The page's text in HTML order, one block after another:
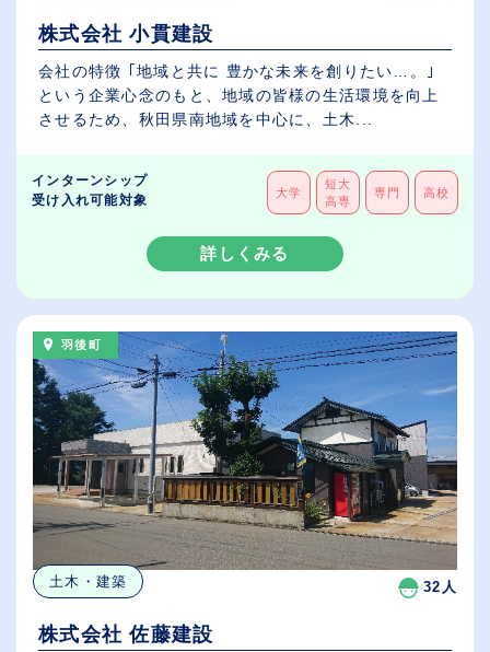
株式会社 小貫建設
会社の特徴 ｢地域と共に 豊かな未来を創りたい…。｣
という企業心念のもと、地域の皆様の生活環境を向上
させるため、秋田県南地域を中心に、土木...
インターンシップ
受け入れ可能対象
大学
短大
高専
専門 高校
詳しくみる
羽後町
土木・建築 32人
株式会社 佐藤建設